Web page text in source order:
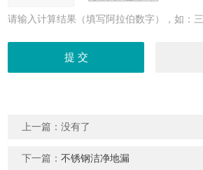
请输入计算结果（填写阿拉伯数字），如：
上一篇：没有了
下一篇：不锈钢洁净地漏